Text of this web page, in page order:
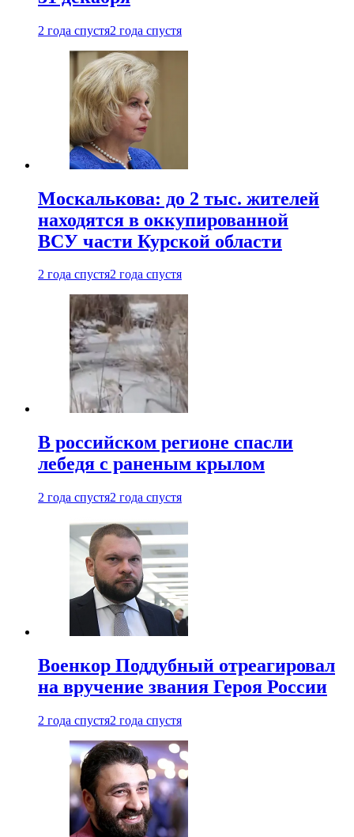
2 года спустя2 года спустя
Москалькова: до 2 тыс. жителей
находятся в оккупированной
ВСУ части Курской области
2 года спустя2 года спустя
В российском регионе спасли
лебедя с раненым крылом
2 года спустя2 года спустя
Военкор Поддубный отреагировал
на вручение звания Героя России
2 года спустя2 года спустя